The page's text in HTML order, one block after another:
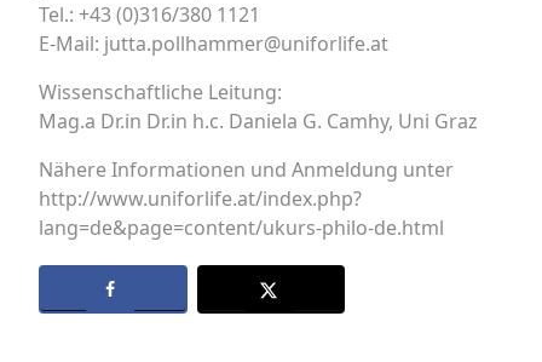
Tel.: +43 (0)316/380 1121
E-Mail: jutta.pollhammer@uniforlife.at
Wissenschaftliche Leitung:
Mag.a Dr.in Dr.in h.c. Daniela G. Camhy, Uni Graz
Nähere Informationen und Anmeldung unter
http://www.uniforlife.at/index.php?
lang=de&page=content/ukurs-philo-de.html